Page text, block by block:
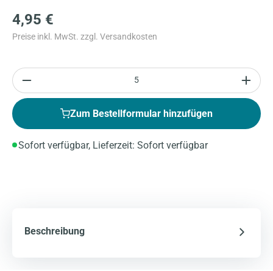
4,95 €
Preise inkl. MwSt. zzgl. Versandkosten
Anzahl
Zum Bestellformular hinzufügen
Sofort verfügbar, Lieferzeit: Sofort verfügbar
Beschreibung